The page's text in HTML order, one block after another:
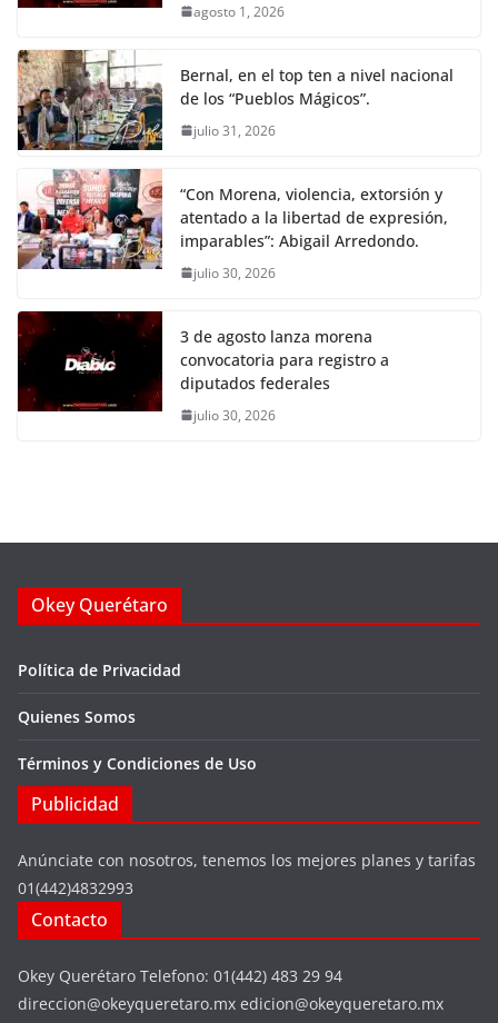
agosto 1, 2026
Bernal, en el top ten a nivel nacional
de los “Pueblos Mágicos”.
julio 31, 2026
“Con Morena, violencia, extorsión y
atentado a la libertad de expresión,
imparables”: Abigail Arredondo.
julio 30, 2026
3 de agosto lanza morena
convocatoria para registro a
diputados federales
julio 30, 2026
Okey Querétaro
Política de Privacidad
Quienes Somos
Términos y Condiciones de Uso
Publicidad
Anúnciate con nosotros, tenemos los mejores planes y tarifas
01(442)4832993
Contacto
Okey Querétaro Telefono: 01(442) 483 29 94
direccion@okeyqueretaro.mx edicion@okeyqueretaro.mx